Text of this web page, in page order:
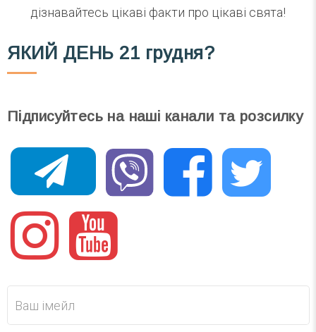
дізнавайтесь цікаві факти про цікаві свята!
ЯКИЙ ДЕНЬ 21 грудня?
Підписуйтесь на наші канали та розсилку